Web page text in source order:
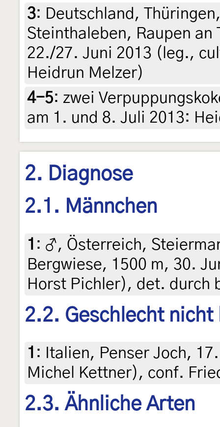
3: Deutschland,
Steinthaleben, Raupen an
22./27. Juni 2013 (leg.,
Heidrun Melzer)
4-5: zwei
am 1. und 8. Juli 2013:
2. Diagnose
2.1. Männchen
1 : ♂, Österreich,
Bergwiese, 1500 m, 30.
Horst Pichler), det. durch
2.2. Geschlecht nicht
1 :
Italien, Penser Joch,
Michel Kettner), conf.
2.3. Ähnliche Arten